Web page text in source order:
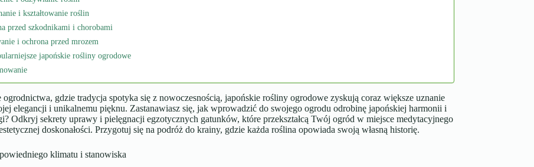
i kształtowanie roślin
przed szkodnikami i chorobami
i ochrona przed mrozem
japońskie rośliny ogrodowe
ogrodnictwa, gdzie tradycja spotyka się z nowoczesnością, japońskie rośliny ogrodowe zyskują coraz większe uznanie
elegancji i unikalnemu pięknu. Zastanawiasz się, jak wprowadzić do swojego ogrodu odrobinę japońskiej harmonii i
Odkryj sekrety uprawy i pielęgnacji egzotycznych gatunków, które przekształcą Twój ogród w miejsce medytacyjnego
doskonałości. Przygotuj się na podróż do krainy, gdzie każda roślina opowiada swoją własną historię.
klimatu i stanowiska